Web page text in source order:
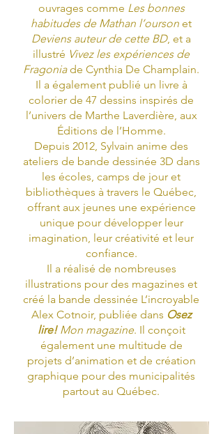
ouvrages comme Les bonnes
habitudes de Mathan l’ourson et
Deviens auteur de cette BD, et a
illustré Vivez les expériences de
Fragoniade Cynthia De Champlain.
Il a également publié un livre à
colorier de 47 dessins inspirés de
l’univers de Marthe Laverdière, aux
Éditions de l’Homme.
Depuis 2012, Sylvain anime des
ateliers de bande dessinée 3D dans
les écoles, camps de jour et
bibliothèques à travers le Québec,
offrant aux jeunes une expérience
unique pour développer leur
imagination, leur créativité et leur
confiance.
Il a réalisé de nombreuses
illustrations pour des magazines et
créé la bande dessinée L’incroyable
Alex Cotnoir, publiée dans Osez
lire! Mon magazine. Il conçoit
également une multitude de
projets d’animation et de création
graphique pour des municipalités
partout au Québec.